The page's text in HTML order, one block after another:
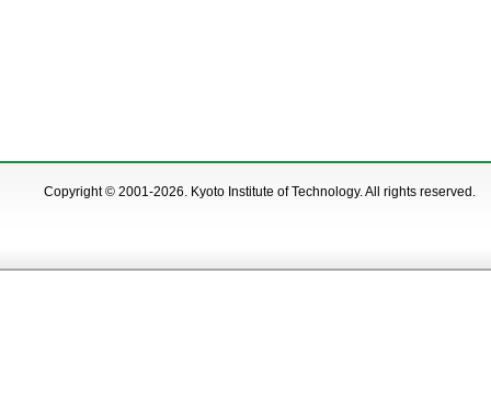
Copyright © 2001-2026. Kyoto Institute of Technology. All rights reserved.